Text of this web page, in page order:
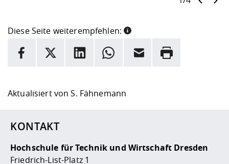
Diese Seite weiterempfehlen:
INFORMATION
Hier stehen weitere Informationen und ein Link zur
Facebook
X LinkedInWhatsappE-Mail Drucken
Aktualisiert vonS. Fähnemann
KONTAKT
Hochschule für Technik und Wirtschaft Dresden
Friedrich-List-Platz 1